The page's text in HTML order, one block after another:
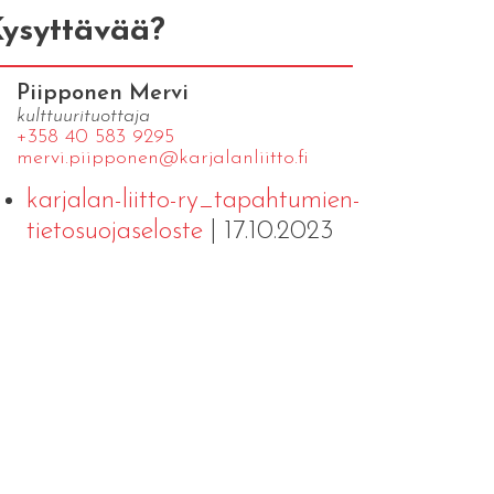
Piipponen Mervi
kulttuurituottaja
+358 40 583 9295
mervi.​piipponen@​kar​jala​nlii​tto.​fi
karjalan-liitto-ry_tapahtumien-
tietosuojaseloste| 17.10.2023